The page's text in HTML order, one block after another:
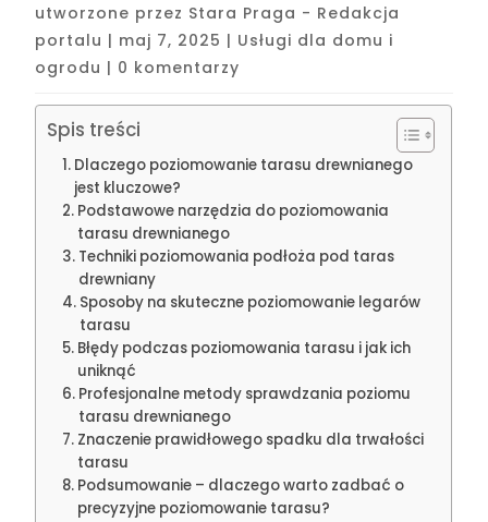
utworzone przez Stara Praga - Redakcja
portalu | maj 7, 2025 | Usługi dla domu i
ogrodu | 0 komentarzy
Spis treści
Dlaczego poziomowanie tarasu drewnianego
jest kluczowe?
Podstawowe narzędzia do poziomowania
tarasu drewnianego
Techniki poziomowania podłoża pod taras
drewniany
Sposoby na skuteczne poziomowanie legarów
tarasu
Błędy podczas poziomowania tarasu i jak ich
uniknąć
Profesjonalne metody sprawdzania poziomu
tarasu drewnianego
Znaczenie prawidłowego spadku dla trwałości
tarasu
Podsumowanie – dlaczego warto zadbać o
precyzyjne poziomowanie tarasu?